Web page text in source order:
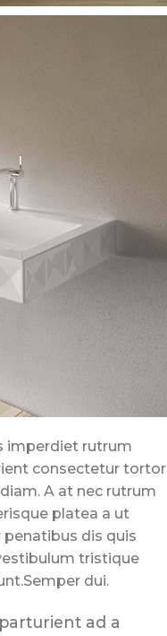
imperdiet rutrum
consectetur tortor
A at nec rutrum
platea a ut
dis quis
tristique
dui.
ad a